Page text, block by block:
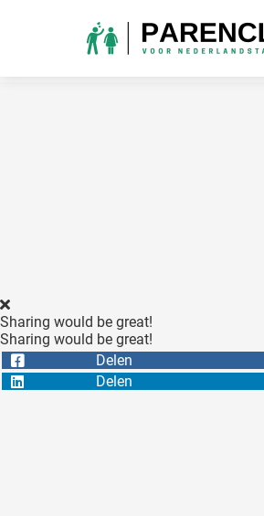
Sharing would be great!
Sharing would be great!
Delen
Delen